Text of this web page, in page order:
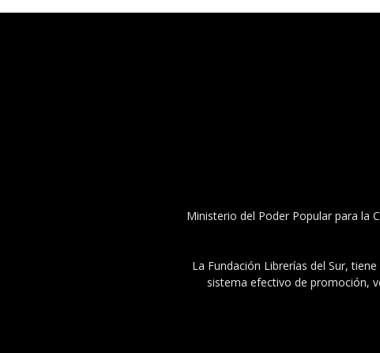
Ministerio del Poder Popular para la
La Fundación Librerías del Sur,
sistema efectivo de promoción,